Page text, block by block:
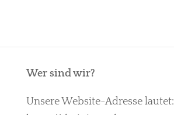
Wer sind wir?
Unsere Website-Adresse lautet: